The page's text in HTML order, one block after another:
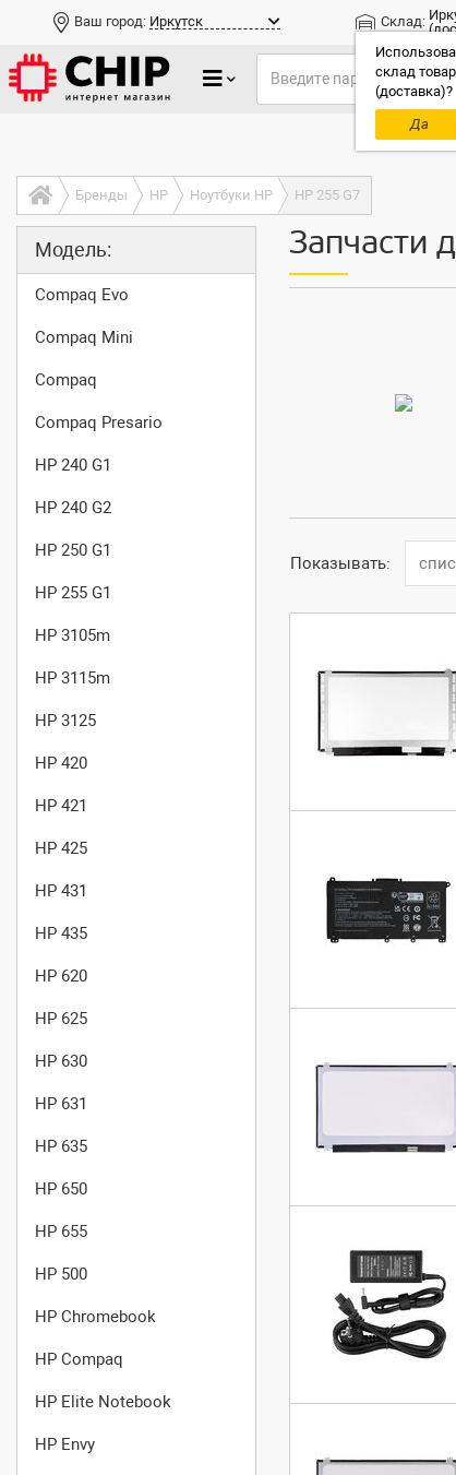
Ваш город: Иркутск Склад:
склад
(доставка)?
Да
Бренды HP Ноутбуки HP HP 255 G7
Модель:
Compaq Evo
Compaq Mini
Compaq
Compaq Presario
HP 240 G1
HP 240 G2
HP 250 G1
HP 255 G1
HP 3105m
HP 3115m
HP 3125
HP 420
HP 421
HP 425
HP 431
HP 435
HP 620
HP 625
HP 630
HP 631
HP 635
HP 650
HP 655
HP 500
HP Chromebook
HP Compaq
HP Elite Notebook
HP Envy
Запчасти
Показывать: